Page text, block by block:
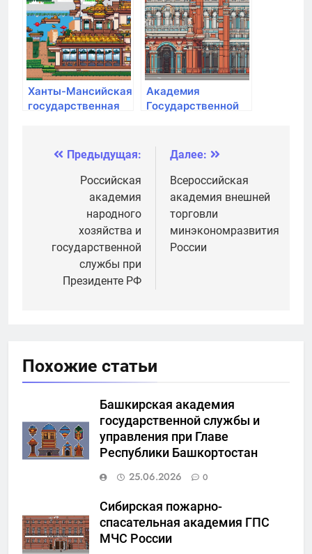
Ханты-Мансийская
государственная
Академия
Государственной
Навигация
записям
Предыдущая:
Российская
академия
народного
хозяйства и
государственной
службы при
Президенте РФ
Далее:
Всероссийская
академия внешней
торговли
минэкономразвития
России
Похожие статьи
Башкирская академия
государственной службы и
управления при Главе
Республики Башкортостан
25.06.2026
0
Сибирская пожарно-
спасательная академия ГПС
МЧС России